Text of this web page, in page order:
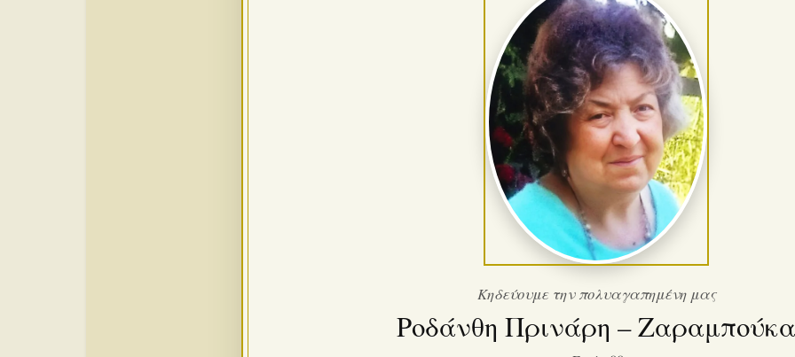
Κηδεύουμε την πολυαγαπημένη μας
Ροδάνθη Πρινάρη – Ζαραμπούκα